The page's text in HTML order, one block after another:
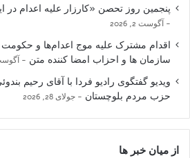
پنجمین روز تحصن «کارزار علیه اعدام
آگوست 2, 2026
اقدام مشترک علیه موج اعدام‌ها و حکومت
سازمان ها و احزاب امضا کننده متن
آگوست 1,
ویدیو گفتگوی رادیو فردا با آقای رحیم
حزب مردم بلوچستان
جولای 28, 2026
از میان خبر ها